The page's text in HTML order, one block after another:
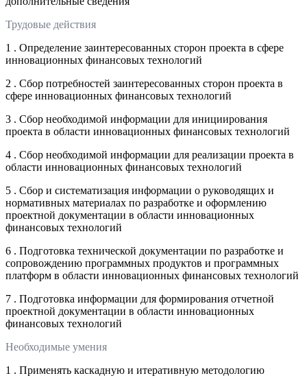
Трудовые действия
1 . Определение заинтересованных сторон проекта в сфере
инновационных финансовых технологий
2 . Сбор потребностей заинтересованных сторон проекта в
сфере инновационных финансовых технологий
3 . Сбор необходимой информации для инициирования
проекта в области инновационных финансовых технологий
4 . Сбор необходимой информации для реализации проекта в
области инновационных финансовых технологий
5 . Сбор и систематизация информации о руководящих и
нормативных материалах по разработке и оформлению
проектной документации в области инновационных
финансовых технологий
6 . Подготовка технической документации по разработке и
сопровождению программных продуктов и программных
платформ в области инновационных финансовых технологий
7 . Подготовка информации для формирования отчетной
проектной документации в области инновационных
финансовых технологий
Необходимые умения
1 . Применять каскадную и итеративную методологию